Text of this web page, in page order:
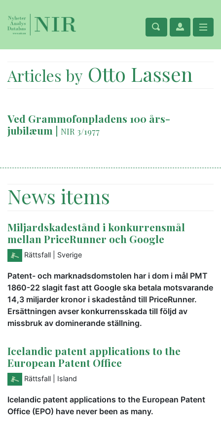
Articles by Otto Lassen
Ved Grammofonpladens 100 års-
jubilæum | NIR 3/1977
News items
Miljardskadestånd i konkurrensmål
mellan PriceRunner och Google
Rättsfall | Sverige
Patent- och marknadsdomstolen har i dom i mål PMT
1860-22 slagit fast att Google ska betala motsvarande
14,3 miljarder kronor i skadestånd till PriceRunner.
Ersättningen avser konkurrensskada till följd av
missbruk av dominerande ställning.
Icelandic patent applications to the
European Patent Office
Rättsfall | Island
Icelandic patent applications to the European Patent
Office (EPO) have never been as many.